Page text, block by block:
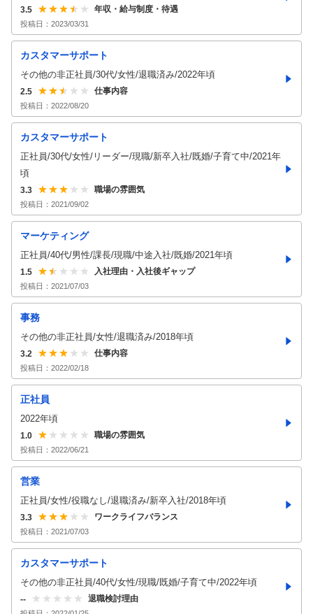
3.5 年収・給与制度・待遇
投稿日： 2023/03/31
カスタマーサポート
その他の非正社員/30代/女性/退職済み/2022年頃
2.5 仕事内容
投稿日： 2022/08/20
カスタマーサポート
正社員/30代/女性/リーダー/現職/新卒入社/既婚/子育て中/2021年
頃
3.3 職場の雰囲気
投稿日： 2021/09/02
マーケティング
正社員/40代/男性/課長/現職/中途入社/既婚/2021年頃
1.5 入社理由・入社後ギャップ
投稿日： 2021/07/03
事務
その他の非正社員/女性/退職済み/2018年頃
3.2 仕事内容
投稿日： 2022/02/18
正社員
2022年頃
1.0 職場の雰囲気
投稿日： 2022/06/21
営業
正社員/女性/役職なし/退職済み/新卒入社/2018年頃
3.3 ワークライフバランス
投稿日： 2021/07/03
カスタマーサポート
その他の非正社員/40代/女性/現職/既婚/子育て中/2022年頃
-- 退職検討理由